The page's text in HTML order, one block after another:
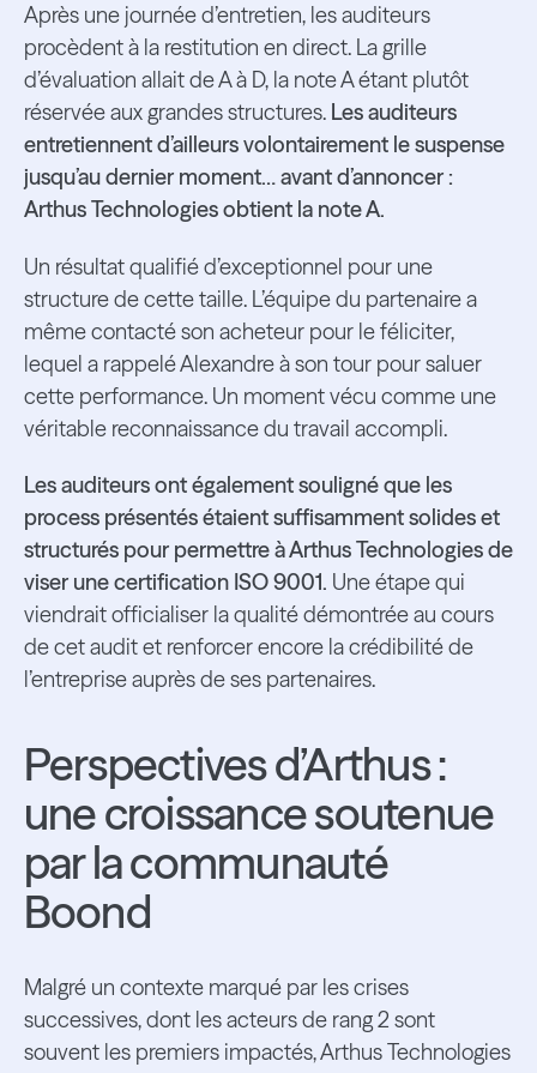
Après une journée d’entretien, les auditeurs
procèdent à la restitution en direct. La grille
d’évaluation allait de A à D, la note A étant plutôt
réservée aux grandes structures. Les auditeurs
entretiennent d’ailleurs volontairement le suspense
jusqu’au dernier moment… avant d’annoncer :
Arthus Technologies obtient la note A.
Un résultat qualifié d’exceptionnel pour une
structure de cette taille. L’équipe du partenaire a
même contacté son acheteur pour le féliciter,
lequel a rappelé Alexandre à son tour pour saluer
cette performance. Un moment vécu comme une
véritable reconnaissance du travail accompli.
Les auditeurs ont également souligné que les
process présentés étaient suffisamment solides et
structurés pour permettre à Arthus Technologies de
viser une certification ISO 9001. Une étape qui
viendrait officialiser la qualité démontrée au cours
de cet audit et renforcer encore la crédibilité de
l’entreprise auprès de ses partenaires.
Perspectives d’Arthus :
une croissance soutenue
par la communauté
Boond
Malgré un contexte marqué par les crises
successives, dont les acteurs de rang 2 sont
souvent les premiers impactés, Arthus Technologies